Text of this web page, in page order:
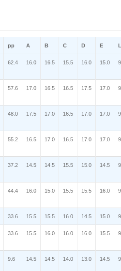
pp A B C D E
62.4 16.0 16.5 15.5 16.0 15.0 9
57.6 17.0 16.5 16.5 17.5 17.0 9
48.0 17.5 17.0 16.5 17.0 17.0 9
55.2 16.5 17.0 16.5 17.0 17.0 9
37.2 14.5 14.5 15.5 15.0 14.5 9
44.4 16.0 15.0 15.5 15.5 16.0 9
33.6 15.5 15.5 16.0 14.5 15.0 9
33.6 15.5 16.0 16.0 16.0 15.5 9
9.6 14.5 14.5 14.0 13.0 14.5 9